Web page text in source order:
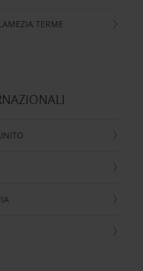
TERME